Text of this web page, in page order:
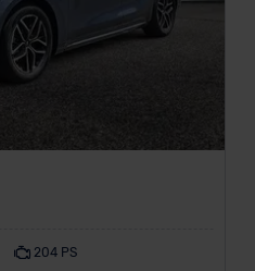
204 PS